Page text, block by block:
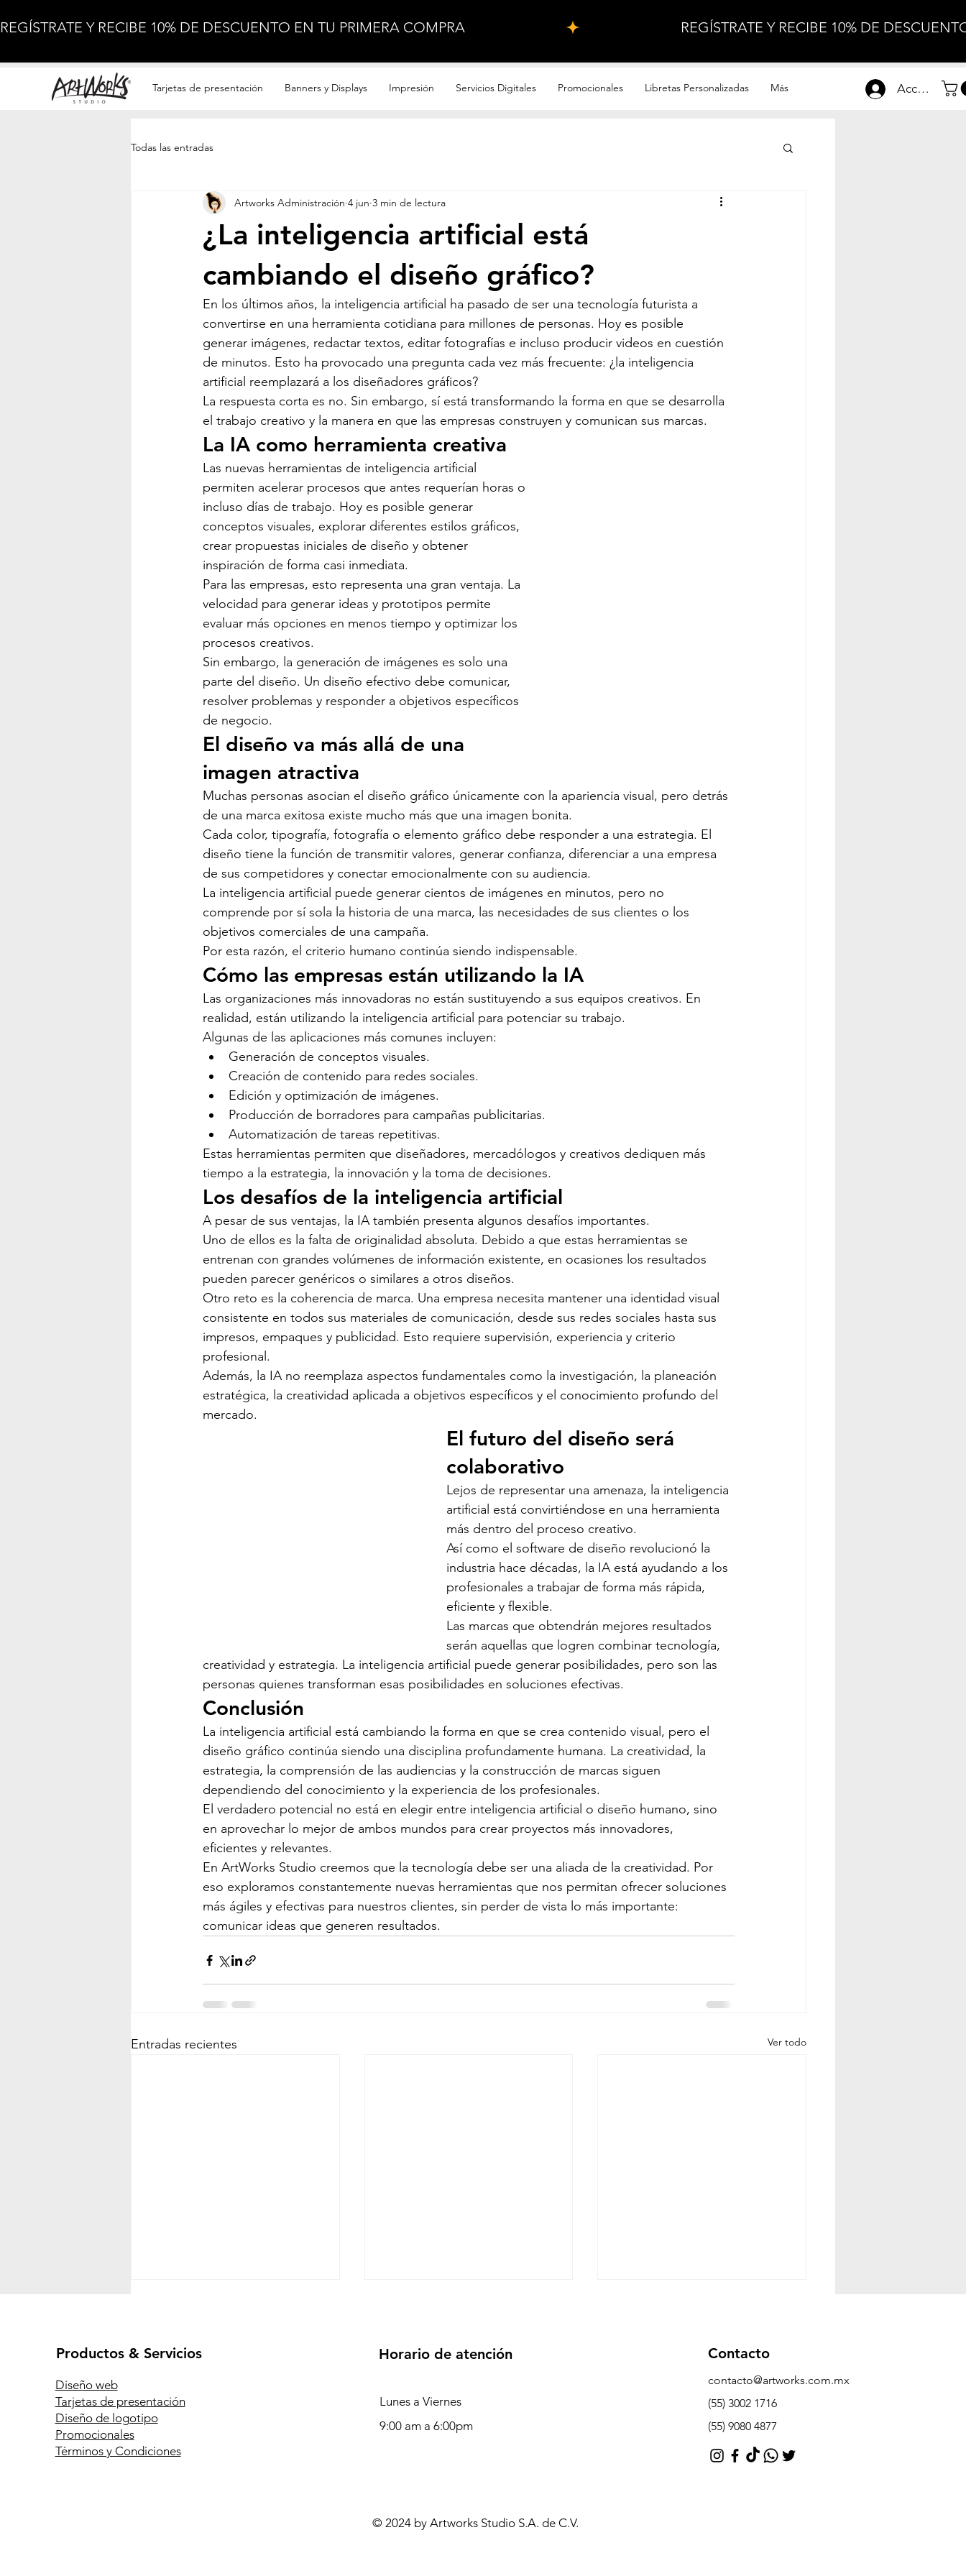
Impresión
REGÍSTRATE Y RECIBE 10% DE DESCUENTO EN TU PRIMERA COMPRA
Tarjetas de presentación Banners y Displays Impresión Servicios Digitales Promocionales Libretas Personalizadas Más Accesar
Todas las entradas
¿La inteligencia artificial está
cambiando el diseño gráfico?
Artworks Administración 4 jun 3 min de lectura
En los últimos años, la inteligencia artificial ha pasado de ser una tecnología futurista a
convertirse en una herramienta cotidiana para millones de personas. Hoy es posible
generar imágenes, redactar textos, editar fotografías e incluso producir videos en cuestión
de minutos. Esto ha provocado una pregunta cada vez más frecuente: ¿la inteligencia
artificial reemplazará a los diseñadores gráficos?
La respuesta corta es no. Sin embargo, sí está transformando la forma en que se desarrolla
el trabajo creativo y la manera en que las empresas construyen y comunican sus marcas.
La IA como herramienta creativa
Las nuevas herramientas de inteligencia artificial
permiten acelerar procesos que antes requerían horas o
incluso días de trabajo. Hoy es posible generar
conceptos visuales, explorar diferentes estilos gráficos,
crear propuestas iniciales de diseño y obtener
inspiración de forma casi inmediata.
Para las empresas, esto representa una gran ventaja. La
velocidad para generar ideas y prototipos permite
evaluar más opciones en menos tiempo y optimizar los
procesos creativos.
Sin embargo, la generación de imágenes es solo una
parte del diseño. Un diseño efectivo debe comunicar,
resolver problemas y responder a objetivos específicos
de negocio.
El diseño va más allá de una
imagen atractiva
Muchas personas asocian el diseño gráfico únicamente con la apariencia visual, pero detrás
de una marca exitosa existe mucho más que una imagen bonita.
Cada color, tipografía, fotografía o elemento gráfico debe responder a una estrategia. El
diseño tiene la función de transmitir valores, generar confianza, diferenciar a una empresa
de sus competidores y conectar emocionalmente con su audiencia.
La inteligencia artificial puede generar cientos de imágenes en minutos, pero no
comprende por sí sola la historia de una marca, las necesidades de sus clientes o los
objetivos comerciales de una campaña.
Por esta razón, el criterio humano continúa siendo indispensable.
Cómo las empresas están utilizando la IA
Las organizaciones más innovadoras no están sustituyendo a sus equipos creativos. En
realidad, están utilizando la inteligencia artificial para potenciar su trabajo.
Algunas de las aplicaciones más comunes incluyen:
Generación de conceptos visuales.
Creación de contenido para redes sociales.
Edición y optimización de imágenes.
Producción de borradores para campañas publicitarias.
Automatización de tareas repetitivas.
Estas herramientas permiten que diseñadores, mercadólogos y creativos dediquen más
tiempo a la estrategia, la innovación y la toma de decisiones.
Los desafíos de la inteligencia artificial
A pesar de sus ventajas, la IA también presenta algunos desafíos importantes.
Uno de ellos es la falta de originalidad absoluta. Debido a que estas herramientas se
entrenan con grandes volúmenes de información existente, en ocasiones los resultados
pueden parecer genéricos o similares a otros diseños.
Otro reto es la coherencia de marca. Una empresa necesita mantener una identidad visual
consistente en todos sus materiales de comunicación, desde sus redes sociales hasta sus
impresos, empaques y publicidad. Esto requiere supervisión, experiencia y criterio
profesional.
Además, la IA no reemplaza aspectos fundamentales como la investigación, la planeación
estratégica, la creatividad aplicada a objetivos específicos y el conocimiento profundo del
mercado.
El futuro del diseño será
colaborativo
Lejos de representar una amenaza, la inteligencia
artificial está convirtiéndose en una herramienta
más dentro del proceso creativo.
Así como el software de diseño revolucionó la
industria hace décadas, la IA está ayudando a los
profesionales a trabajar de forma más rápida,
eficiente y flexible.
Las marcas que obtendrán mejores resultados
serán aquellas que logren combinar tecnología,
creatividad y estrategia. La inteligencia artificial puede generar posibilidades, pero son las
personas quienes transforman esas posibilidades en soluciones efectivas.
Conclusión
La inteligencia artificial está cambiando la forma en que se crea contenido visual, pero el
diseño gráfico continúa siendo una disciplina profundamente humana. La creatividad, la
estrategia, la comprensión de las audiencias y la construcción de marcas siguen
dependiendo del conocimiento y la experiencia de los profesionales.
El verdadero potencial no está en elegir entre inteligencia artificial o diseño humano, sino
en aprovechar lo mejor de ambos mundos para crear proyectos más innovadores,
eficientes y relevantes.
En ArtWorks Studio creemos que la tecnología debe ser una aliada de la creatividad. Por
eso exploramos constantemente nuevas herramientas que nos permitan ofrecer soluciones
más ágiles y efectivas para nuestros clientes, sin perder de vista lo más importante:
comunicar ideas que generen resultados.
Entradas recientes Ver todo
La gran importancia de las
¿Por qué tener un sitio web?
La herramienta más
poderosa para tu empresa
Productos & Servicios
Diseño web
Tarjetas de presentación
Diseño de logotipo
Promocionales
Términos y Condiciones
Horario de atención
Lunes a Viernes
9:00 am a 6:00pm
Contacto
contacto@artworks.com.mx
(55) 3002 1716
(55) 9080 4877
© 2024 by Artworks Studio S.A. de C.V.